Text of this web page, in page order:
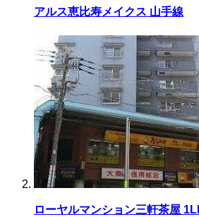
アルス恵比寿メイクス 山手線
ローヤルマンション三軒茶屋